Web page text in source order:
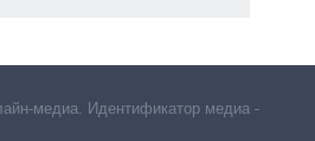
медиа. Идентификатор медиа –